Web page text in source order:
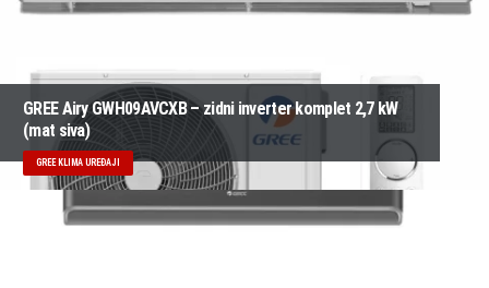
GREE Airy GWH09AVCXB – zidni inverter komplet 2,7 kW
(mat siva)
GREE KLIMA UREĐAJI